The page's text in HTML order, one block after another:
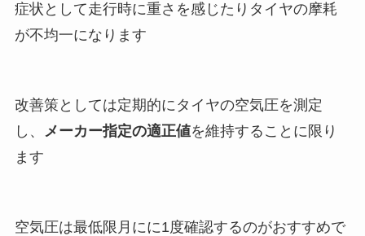
症状として走行時に重さを感じたりタイヤの摩耗
が不均一になります
改善策としては定期的にタイヤの空気圧を測定
し、
メーカー指定の適正値を維持することに限り
ます
空気圧は最低限月にに1度確認するのがおすすめで